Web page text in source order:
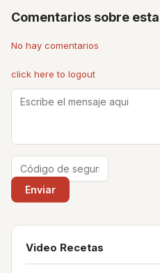
Comentarios sobre
No hay comentarios
click here to logout
Video Recetas